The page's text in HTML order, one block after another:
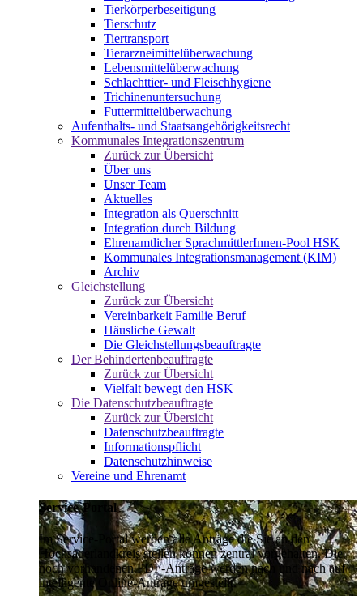
Tierkörperbeseitigung
Tierschutz
Tiertransport
Tierarzneimittelüberwachung
Lebensmittelüberwachung
Schlachttier- und Fleischhygiene
Trichinenuntersuchung
Futtermittelüberwachung
Aufenthalts- und Staatsangehörigkeitsrecht
Kommunales Integrationszentrum
Zurück zur Übersicht
Über uns
Unser Team
Aktuelles
Integration als Querschnitt
Integration durch Bildung
Ehrenamtlicher SprachmittlerInnen-Pool HSK
Kommunales Integrationsmanagement (KIM)
Archiv
Gleichstellung
Zurück zur Übersicht
Vereinbarkeit Familie Beruf
Häusliche Gewalt
Die Gleichstellungsbeauftragte
Der Behindertenbeauftragte
Zurück zur Übersicht
Vielfalt bewegt den HSK
Die Datenschutzbeauftragte
Zurück zur Übersicht
Datenschutzbeauftragte
Informationspflicht
Datenschutzhinweise
Vereine und Ehrenamt
Service-Portal
Im Service-Portal werden alle Anträge die Sie an den
Hochsauerlandkreis stellen können zentral vorgehalten. Die
noch vorhandenen PDF-Anträge werden nach und nach auf
intelligente Online-Anträge umgestellt.